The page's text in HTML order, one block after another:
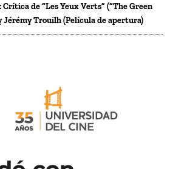
de “Les Yeux Verts” (“The Green
Jérémy Trouilh (Película de apertura)